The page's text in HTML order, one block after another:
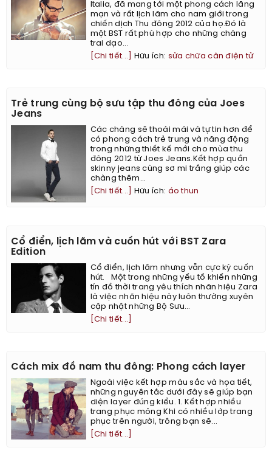
Italia, đã mang tới một phong cách lãng
mạn và rất lịch lãm cho nam giới trong
chiến dịch Thu đông 2012 của họ.Đó là
một BST rất phù hợp cho những chàng
trai dạo...
[Chi tiết...]
Hữu ích: sửa chữa cân điện tử
Trẻ trung cùng bộ sưu tập thu đông của Joes
Jeans
Các chàng sẽ thoải mái và tự tin hơn để
có phong cách trẻ trung và năng động
trong những thiết kế mới cho mùa thu
đông 2012 từ Joes Jeans.Kết hợp quần
skinny jeans cùng sơ mi trắng giúp các
chàng thêm...
[Chi tiết...]
Hữu ích: áo thun
Cổ điển, lịch lãm và cuốn hút với BST Zara
Edition
Cổ điển, lịch lãm nhưng vẫn cực kỳ cuốn
hút. Một trong những yếu tố khiến những
tín đồ thời trang yêu thích nhãn hiệu Zara
là việc nhãn hiệu này luôn thường xuyên
cập nhật những Bộ Sưu...
[Chi tiết...]
Cách mix đồ nam thu đông: Phong cách layer
Ngoài việc kết hợp màu sắc và họa tiết,
những nguyên tắc dưới đây sẽ giúp bạn
diện layer đúng kiểu. 1. Kết hợp nhiều
trang phục mỏng Khi có nhiều lớp trang
phục trên người, trông bạn sẽ...
[Chi tiết...]